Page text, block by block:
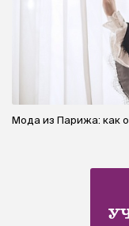
Мода из Парижа: как